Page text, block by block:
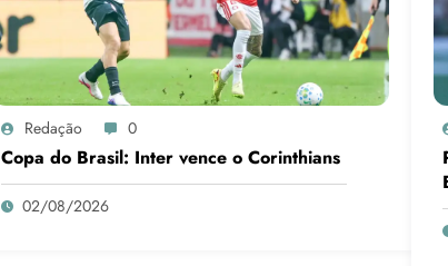
Redação 0
Copa do Brasil: Inter vence o Corinthians
02/08/2026